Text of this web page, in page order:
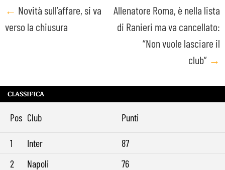
Post
navigation
← Novità sull’affare, si va
verso la chiusura
Allenatore Roma, è nella lista
di Ranieri ma va cancellato:
“Non vuole lasciare il
club” →
CLASSIFICA
Pos Club Punti
1 Inter
87
2
Napoli
76